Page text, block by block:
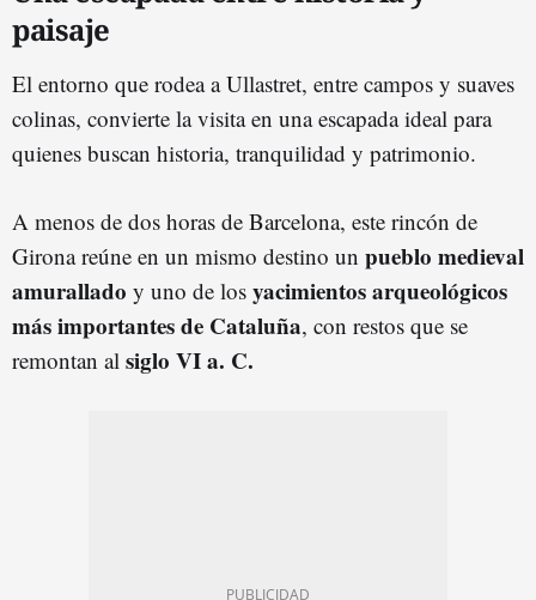
paisaje
El entorno que rodea a Ullastret, entre campos y suaves
colinas, convierte la visita en una escapada ideal para
quienes buscan historia, tranquilidad y patrimonio.
A menos de dos horas de Barcelona, este rincón de
Girona reúne en un mismo destino un pueblo medieval
amurallado y uno de los yacimientos arqueológicos
más importantes de Cataluña, con restos que se
remontan al siglo VI a. C.